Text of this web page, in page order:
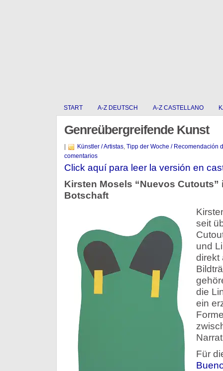
START A-Z DEUTSCH A-Z CASTELLANO
Genreübergreifende Kunst
Künstler / Artistas, Tipp der Woche / Recomendación
comentarios
Click aquí para leer la versión en
Kirsten Mosels “Nuevos Cutouts”
Botschaft
seit
und
direkt
die
ein
Für